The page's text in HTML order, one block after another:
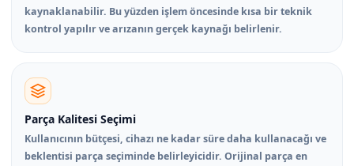
kaynaklanabilir. Bu yüzden işlem öncesinde kısa bir teknik
kontrol yapılır ve arızanın gerçek kaynağı belirlenir.
Parça Kalitesi Seçimi
Kullanıcının bütçesi, cihazı ne kadar süre daha kullanacağı ve
beklentisi parça seçiminde belirleyicidir. Orijinal parça en